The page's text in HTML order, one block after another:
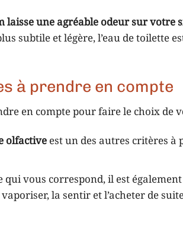
laisse une agréable odeur sur votre
subtile et légère, l’eau de toilette
à prendre en compte
en compte pour faire le choix de
olfactive est un des autres critères à
vous correspond, il est
la sentir et l’acheter de